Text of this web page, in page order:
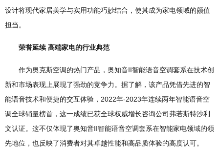
设计将现代家居美学与实用功能巧妙结合，使其成为家电领域的颜值
担当。
荣誉延续 高端家电的行业典范
作为奥克斯空调的热门产品，奥知音II智能语音空调套系在技术创
新和市场表现上展现了强劲的竞争力。据了解，该产品凭借先进的智
能语音技术和便捷的交互体验，2022年-2023年连续两年智能语音空
调全球销量榜首，这一成绩已获全球权威增长咨询公司弗若斯特沙利
文认证。这不仅体现了奥知音II智能语音空调套系在智能家电领域的领
先地位，也反映了消费者对其卓越性能和高品质体验的高度认可。